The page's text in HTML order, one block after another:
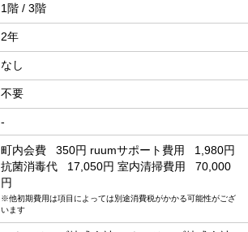
1階 / 3階
2年
なし
不要
-
町内会費 350円 ruumサポート費用
1,980円
抗菌消毒代
17,050円 室内清掃費用
70,000
円
※他初期費用は項目によっては別途消費税がかかる可能性がござ
います